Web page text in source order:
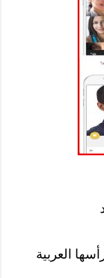
رأسها العربية